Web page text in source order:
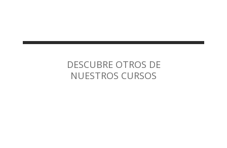
DESCUBRE OTROS DE
NUESTROS CURSOS